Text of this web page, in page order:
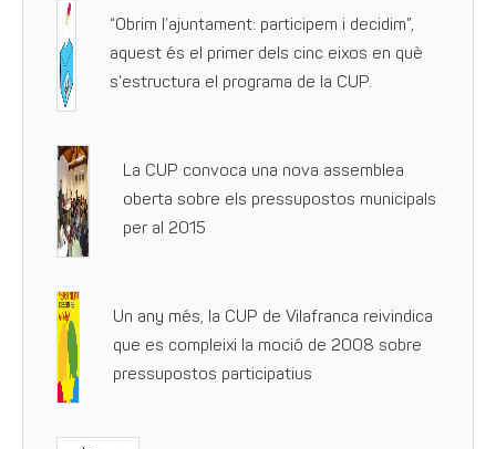
“Obrim l’ajuntament: participem i decidim”,
aquest és el primer dels cinc eixos en què
s’estructura el programa de la CUP.
La CUP convoca una nova assemblea
oberta sobre els pressupostos municipals
per al 2015
Un any més, la CUP de Vilafranca reivindica
que es compleixi la moció de 2008 sobre
pressupostos participatius